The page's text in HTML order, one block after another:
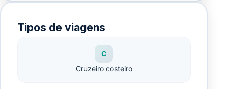
Tipos de viagens
C
Cruzeiro costeiro